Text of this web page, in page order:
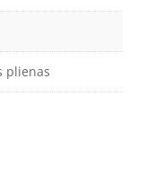
plienas